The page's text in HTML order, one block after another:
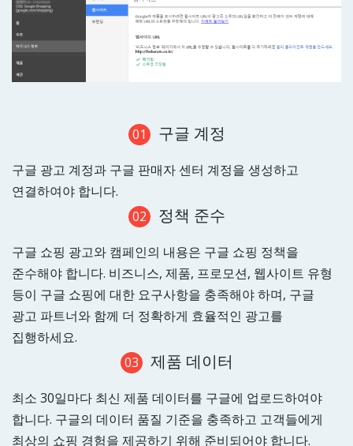
01 구글 계정
구글 광고 계정과 구글 판매자 센터 계정을 생성하고
연결하여야 합니다.
02
정책 준수
구글 쇼핑 광고와 캠페인의 내용은 구글 쇼핑 정책을
준수해야 합니다. 비즈니스, 제품, 프로모션, 웹사이트 유형
등이 구글 쇼핑에 대한 요구사항을 충족해야 하며, 구글
광고 파트너와 함께 더 정확하게 효율적인 광고를
집행하세요.
03
제품 데이터
최소 30일마다 최신 제품 데이터를 구글에 업로드하여야
합니다. 구글의 데이터 품질 기준을 충족하고 고객들에게
최상의 쇼핑 경험을 제공하기 위해 준비되어야 합니다.